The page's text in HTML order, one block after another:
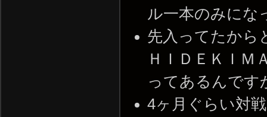
ル一本のみにな
先入ってたから
ＨＩＤＥＫＩＭ
ってあるんです
4ヶ月ぐらい対